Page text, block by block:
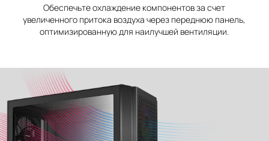
Обеспечьте охлаждение компонентов за счет
увеличенного притока воздуха через переднюю панель,
оптимизированную для наилучшей вентиляции.